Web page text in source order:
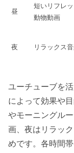
昼
短いリフレ
動物動画
夜 リラックス
ユーチューブを
によって効果や
やモーニングル
画、夜はリラッ
めです。各時間